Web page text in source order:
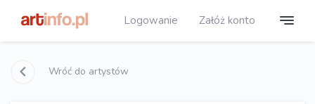
Logowanie Załóż konto
Wróć do artystów